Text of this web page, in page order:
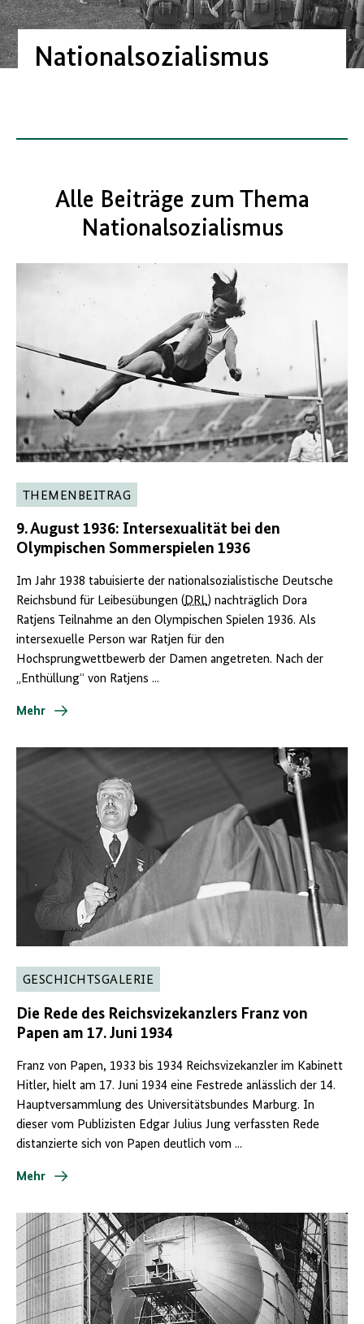
Nationalsozialismus
Alle Beiträge zum Thema
Nationalsozialismus
THEMENBEITRAG
9. August 1936: Intersexualität bei den
Olympischen Sommerspielen 1936
Im Jahr 1938 tabuisierte der nationalsozialistische Deutsche
Reichsbund für Leibesübungen (DRL) nachträglich Dora
Ratjens Teilnahme an den Olympischen Spielen 1936. Als
intersexuelle Person war Ratjen für den
Hochsprungwettbewerb der Damen angetreten. Nach der
„Enthüllung“ von Ratjens ...
Mehr
GESCHICHTSGALERIE
Die Rede des Reichsvizekanzlers Franz von
Papen am 17. Juni 1934
Franz von Papen, 1933 bis 1934 Reichsvizekanzler im Kabinett
Hitler, hielt am 17. Juni 1934 eine Festrede anlässlich der 14.
Hauptversammlung des Universitätsbundes Marburg. In
dieser vom Publizisten Edgar Julius Jung verfassten Rede
distanzierte sich von Papen deutlich vom ...
Mehr